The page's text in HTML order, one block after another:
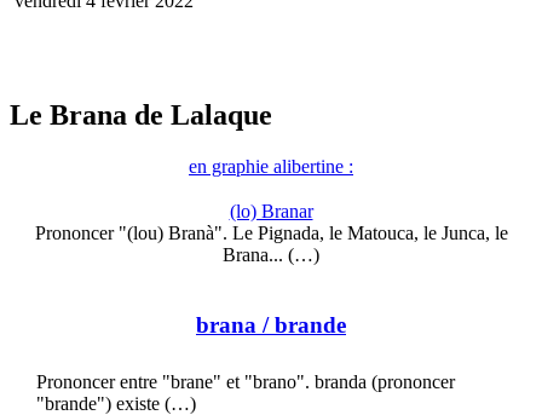
Le Brana de Lalaque
en graphie alibertine :
(lo) Branar
Prononcer "(lou) Branà". Le Pignada, le Matouca, le Junca, le
Brana... (…)
brana / brande
Prononcer entre "brane" et "brano". branda (prononcer
"brande") existe (…)